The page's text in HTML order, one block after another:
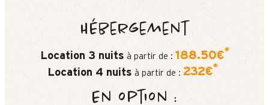
Hébergement
Location 3 nuits à partir de : 188.50€*
Location 4 nuits à partir de : 232€*
En option :